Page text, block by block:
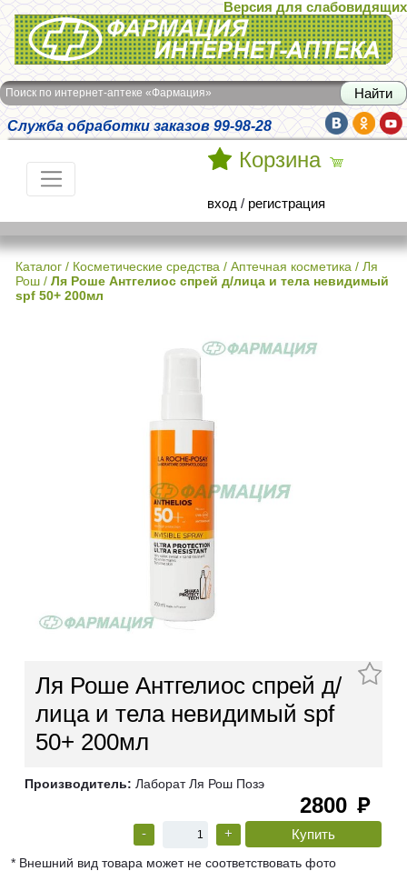
Интернет-аптека Фармация
Версия для слабовидящих
Поиск по интернет-аптеке «Фармация»
Служба обработки заказов 99-98-28
Корзина
вход / регистрация
Каталог / Косметические средства / Аптечная косметика / Ля
Рош / Ля Роше Антгелиос спрей д/лица и тела невидимый
spf 50+ 200мл
Ля Роше Антгелиос спрей д/
лица и тела невидимый spf
50+ 200мл
Производитель: Лаборат Ля Рош Позэ
2800 руб
- +
* Внешний вид товара может не соответствовать фото